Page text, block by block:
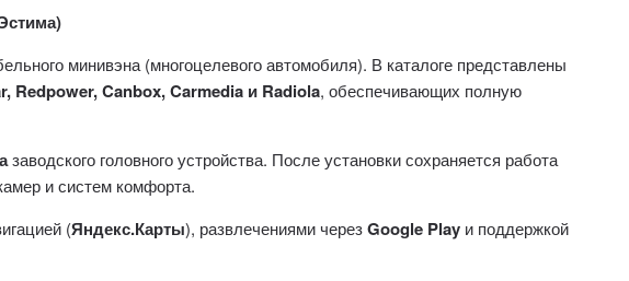
минивэна (многоцелевого автомобиля). В каталоге представлены
Redpower, Canbox, Carmedia и Radiola, обеспечивающих полную
заводского головного устройства. После установки сохраняется работа
и систем комфорта.
(Яндекс.Карты), развлечениями черезGoogle Play и поддержкой